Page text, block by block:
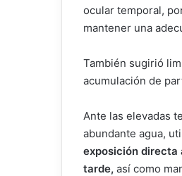
ocular temporal,
mantener una
También sugirió
acumulación de
Ante las elevadas
abundante agua,
exposición directa
tarde, así como